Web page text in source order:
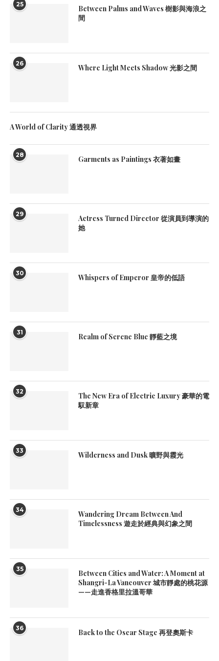
25
Between Palms and Waves 樹影與海浪之
間
26 Where Light Meets Shadow 光影之間
A World of Clarity 通透視界
28 Garments as Paintings 衣著如畫
29
Actress Turned Director 從演員到導演的
她
30 Whispers of Emperor 皇帝的低語
31 Realm of Serene Blue 靜藍之境
32
The New Era of Electric Luxury 豪華的電
馭新章
33 Wilderness and Dusk 曠野與霞光
34
Wandering Dream Between And
Timelessness 遊走於經典與幻象之間
35
Between Cities and Water: A Moment at
Shangri-La Vancouver 城市靜處的桃花源
——走進香格里拉溫哥華
36 Back to the Oscar Stage 再登奧斯卡